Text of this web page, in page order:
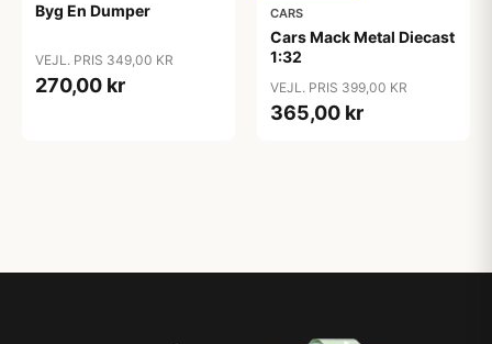
Byg En Dumper
VEJL. PRIS 349,00 KR
270,00 kr
CARS
Cars Mack Metal Diecast
1:32
VEJL. PRIS 399,00 KR
365,00 kr